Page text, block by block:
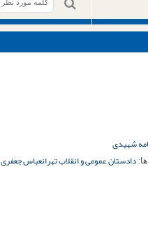
شهیدی
دادستان عمومی و انقلاب تهرانعباس جعفری